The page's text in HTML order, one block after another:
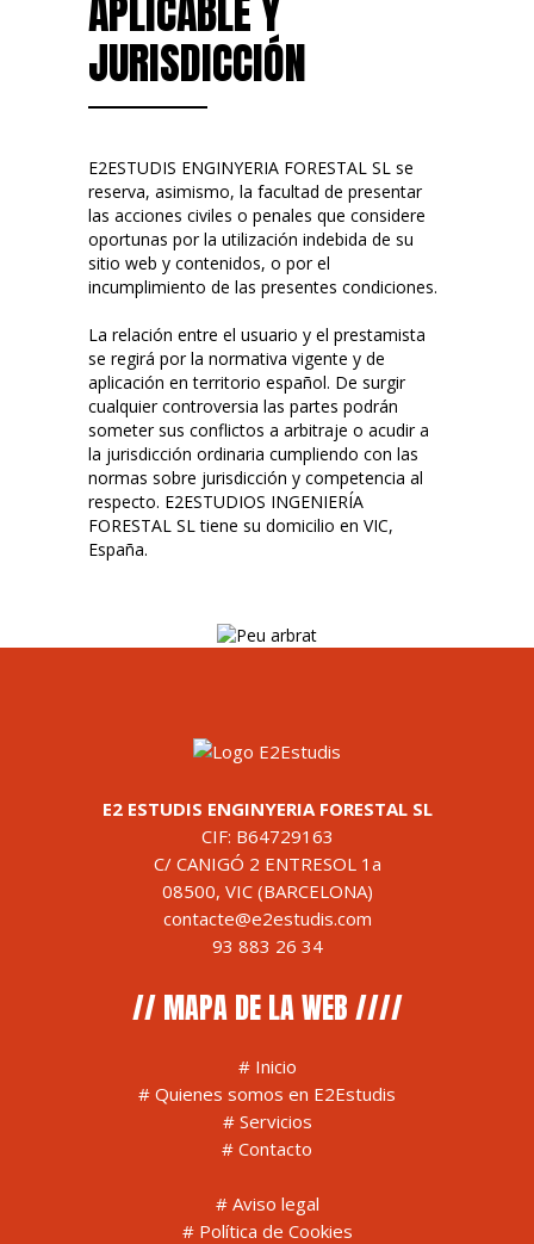
APLICABLE Y
JURISDICCIÓN
E2ESTUDIS ENGINYERIA FORESTAL SL se
reserva, asimismo, la facultad de presentar
las acciones civiles o penales que considere
oportunas por la utilización indebida de su
sitio web y contenidos, o por el
incumplimiento de las presentes condiciones.
La relación entre el usuario y el prestamista
se regirá por la normativa vigente y de
aplicación en territorio español. De surgir
cualquier controversia las partes podrán
someter sus conflictos a arbitraje o acudir a
la jurisdicción ordinaria cumpliendo con las
normas sobre jurisdicción y competencia al
respecto. E2ESTUDIOS INGENIERÍA
FORESTAL SL tiene su domicilio en VIC,
España.
E2 ESTUDIS ENGINYERIA FORESTAL SL
CIF: B64729163
C/ CANIGÓ 2 ENTRESOL 1a
08500, VIC (BARCELONA)
contacte@e2estudis.com
93 883 26 34
// MAPA DE LA WEB ////
# Inicio
# Quienes somos en E2Estudis
# Servicios
# Contacto
# Aviso legal
# Política de Cookies